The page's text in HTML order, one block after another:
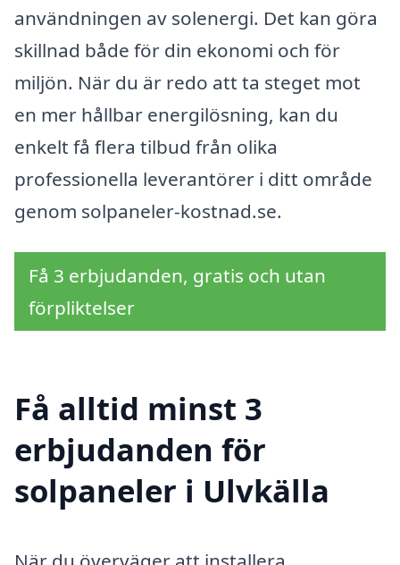
användningen av solenergi. Det kan göra
skillnad både för din ekonomi och för
miljön. När du är redo att ta steget mot
en mer hållbar energilösning, kan du
enkelt få flera tilbud från olika
professionella leverantörer i ditt område
genom solpaneler-kostnad.se.
Få 3 erbjudanden, gratis och utan
förpliktelser
Få alltid minst 3
erbjudanden för
solpaneler i Ulvkälla